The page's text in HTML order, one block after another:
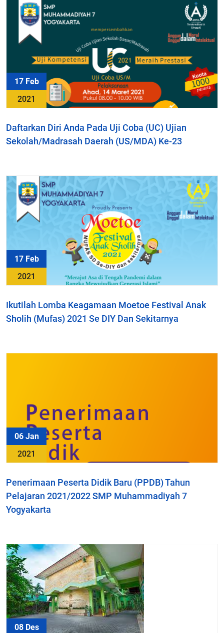
17 Feb
2021
Daftarkan Diri Anda Pada Uji Coba (UC) Ujian
Sekolah/Madrasah Daerah (US/MDA) Ke-23
17 Feb
2021
Ikutilah Lomba Keagamaan Moetoe Festival Anak
Sholih (Mufas) 2021 Se DIY Dan Sekitarnya
06 Jan
2021
Penerimaan Peserta Didik Baru (PPDB) Tahun
Pelajaran 2021/2022 SMP Muhammadiyah 7
Yogyakarta
08 Des